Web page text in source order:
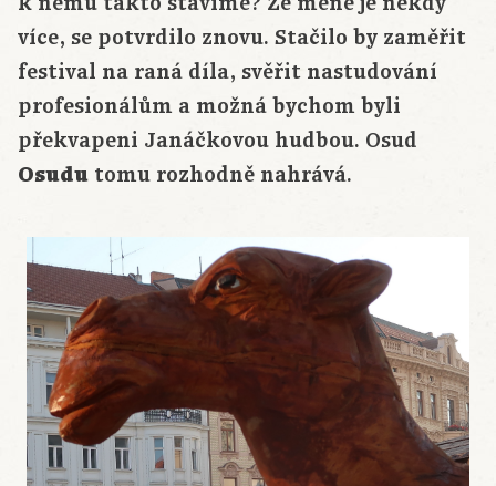
více, se potvrdilo znovu. Stačilo by zaměřit
festival na raná díla, svěřit nastudování
profesionálům a možná bychom byli
překvapeni Janáčkovou hudbou. Osud
Osudu tomu rozhodně nahrává.